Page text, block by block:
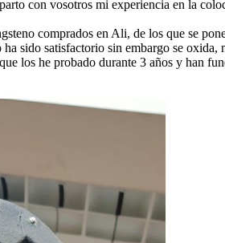
con vosotros mi experiencia en la
comprados en Ali, de los que se
sido satisfactorio sin embargo se oxida,
los he probado durante 3 años y han